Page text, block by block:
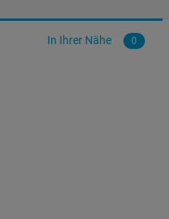
In Ihrer Nähe 0